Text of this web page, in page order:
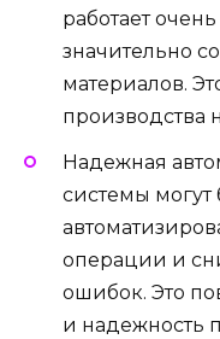
работает
значительно
материалов.
производства
Надежная
системы могут
операции и
ошибок. Это
и надежность